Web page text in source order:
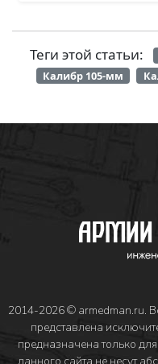
Теги этой статьи:
Калибр 105-мм
2014-2026 © armedman.ru.
представлена
предназначена только